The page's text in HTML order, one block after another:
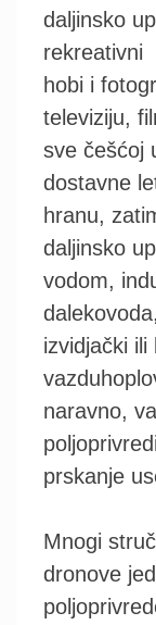
daljinsko
rekreativni
hobi i
televiziju,
sve češćoj
dostavne
hranu,
daljinsko
vodom,
izvidjački ili
naravno,
prskanje
Mnogi
dronove